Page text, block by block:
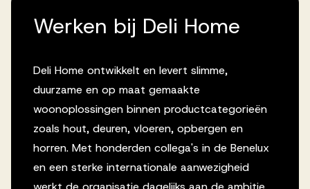
Werken bij Deli Home
Deli Home ontwikkelt en levert slimme,
duurzame en op maat gemaakte
woonoplossingen binnen productcategorieën
zoals hout, deuren, vloeren, opbergen en
horren. Met honderden collega's in de Benelux
en een sterke internationale aanwezigheid